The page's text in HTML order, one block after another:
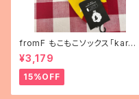
fromF もこもこソックス「karus
elli（メリーゴーランド）」
¥3,179
15%OFF